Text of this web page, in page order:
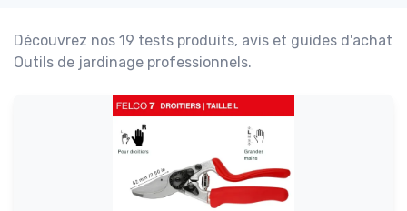
Découvrez nos 19 tests produits, avis et guides d'achat
Outils de jardinage professionnels.